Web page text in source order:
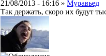
21/08/2013 - 16:16 » Муравьед
Так держать, скоро их будут